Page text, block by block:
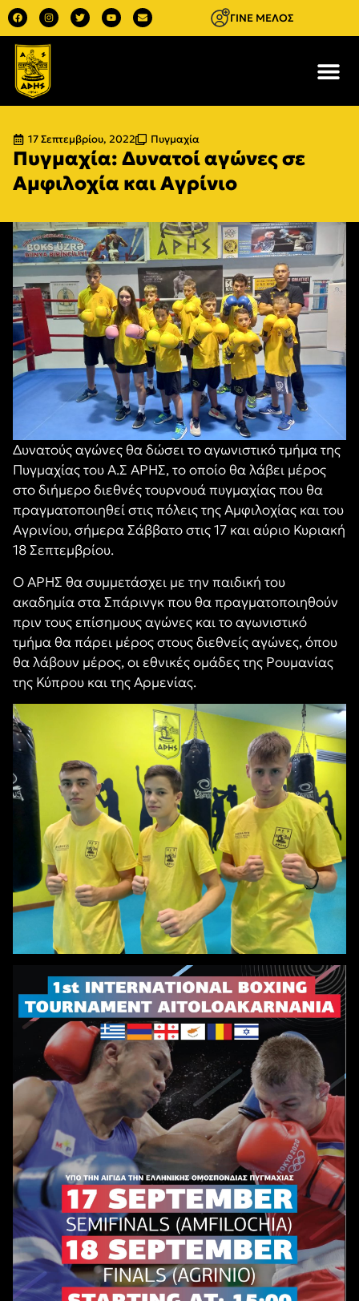
ΓΙΝΕ ΜΕΛΟΣ
17 Σεπτεμβρίου, 2022 Πυγμαχία
Πυγμαχία: Δυνατοί αγώνες σε
Αμφιλοχία και Αγρίνιο
Δυνατούς αγώνες θα δώσει το αγωνιστικό τμήμα της
Πυγμαχίας του Α.Σ ΑΡΗΣ, το οποίο θα λάβει μέρος
στο διήμερο διεθνές τουρνουά πυγμαχίας που θα
πραγματοποιηθεί στις πόλεις της Αμφιλοχίας και του
Αγρινίου, σήμερα Σάββατο στις 17 και αύριο Κυριακή
18 Σεπτεμβρίου.
Ο ΑΡΗΣ θα συμμετάσχει με την παιδική του
ακαδημία στα Σπάρινγκ που θα πραγματοποιηθούν
πριν τους επίσημους αγώνες και το αγωνιστικό
τμήμα θα πάρει μέρος στους διεθνείς αγώνες, όπου
θα λάβουν μέρος, οι εθνικές ομάδες της Ρουμανίας
της Κύπρου και της Αρμενίας.